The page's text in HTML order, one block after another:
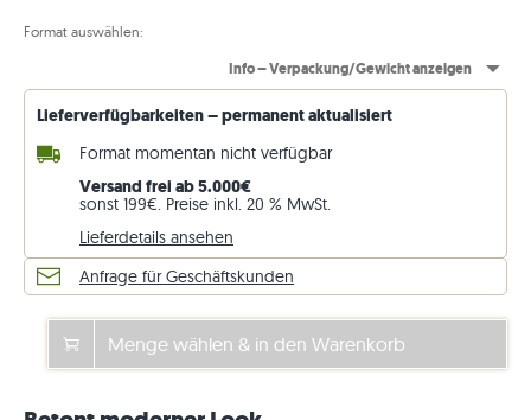
Format auswählen:
Info – Verpackung/Gewicht anzeigen
Lieferverfügbarkeiten – permanent aktualisiert
Format momentan nicht verfügbar
Versand frei ab 5.000€
sonst 199€. Preise inkl. 20 % MwSt.
Lieferdetails ansehen
Anfrage für Geschäftskunden
Menge wählen & in den Warenkorb